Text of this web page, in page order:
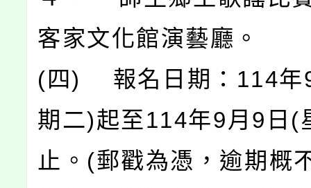
客家文化館演藝廳。
(四) 報名日期：114年
期二)起至114年9月9日(
止。(郵戳為憑，逾期概